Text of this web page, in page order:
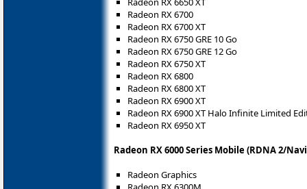
Radeon RX 6700
Radeon RX 6700 XT
Radeon RX 6750 GRE 10 Go
Radeon RX 6750 GRE 12 Go
Radeon RX 6750 XT
Radeon RX 6800
Radeon RX 6800 XT
Radeon RX 6900 XT
Radeon RX 6900 XT Halo Infinite Limited
Radeon RX 6950 XT
Radeon RX 6000 Series Mobile (RDNA 2/
Radeon Graphics